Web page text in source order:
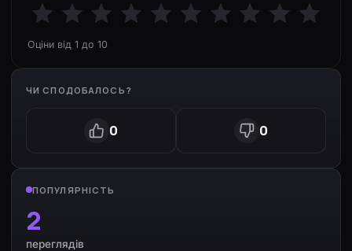
Оціни від 1 до 10
ЧИ СПОДОБАЛОСЬ?
0 0
ПОПУЛЯРНІСТЬ
2
переглядів